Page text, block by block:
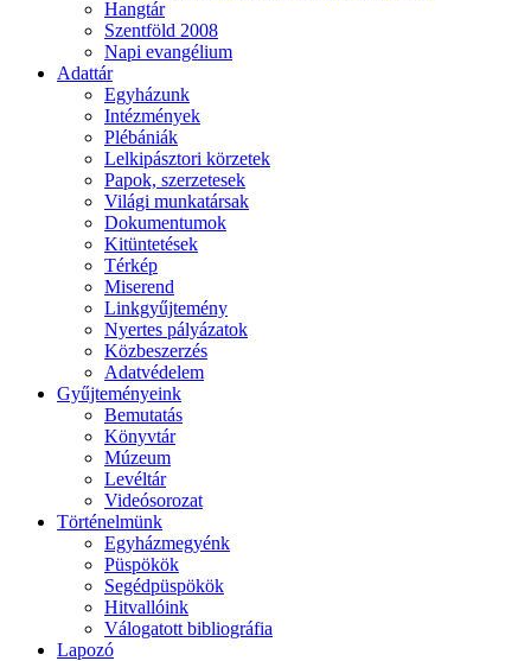
Hangtár
Szentföld 2008
Napi evangélium
Adattár
Egyházunk
Intézmények
Plébániák
Lelkipásztori körzetek
Papok, szerzetesek
Világi munkatársak
Dokumentumok
Kitüntetések
Térkép
Miserend
Linkgyűjtemény
Nyertes pályázatok
Közbeszerzés
Adatvédelem
Gyűjteményeink
Bemutatás
Könyvtár
Múzeum
Levéltár
Videósorozat
Történelmünk
Egyházmegyénk
Püspökök
Segédpüspökök
Hitvallóink
Válogatott bibliográfia
Lapozó